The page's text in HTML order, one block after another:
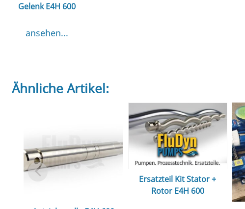
Gelenk E4H 600
ansehen...
Ähnliche Artikel:
Ersatzteil Kit Stator +
Rotor E4H 600